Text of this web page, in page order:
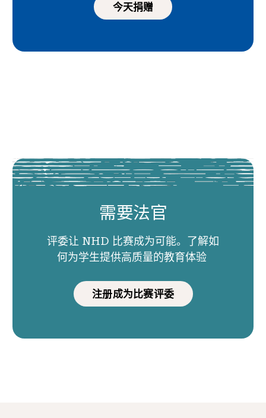
今天捐赠
需要法官
评委让 NHD 比赛成为可能。了解如
何为学生提供高质量的教育体验
注册成为比赛评委